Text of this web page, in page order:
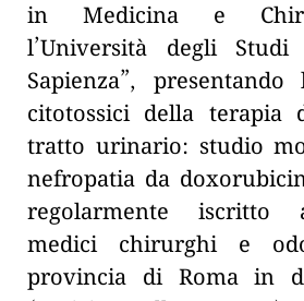
in Medicina e
l’Università degli
Sapienza”,
citotossici della terapia
tratto urinario: studio
nefropatia da
regolarmente iscritto
medici chirurghi e
provincia di Roma in